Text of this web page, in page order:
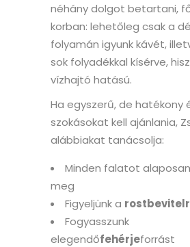
néhány dolgot betartani,
korban: lehetőleg csak a
folyamán igyunk kávét,
sok folyadékkal kísérve,
vízhajtó hatású.
Ha egyszerű, de hatékony
szokásokat kell ajánlania,
alábbiakat tanácsolja:
Minden falatot alaposan
meg
Figyeljünk a
Fogyasszunk
elegendőfehérjeforrást